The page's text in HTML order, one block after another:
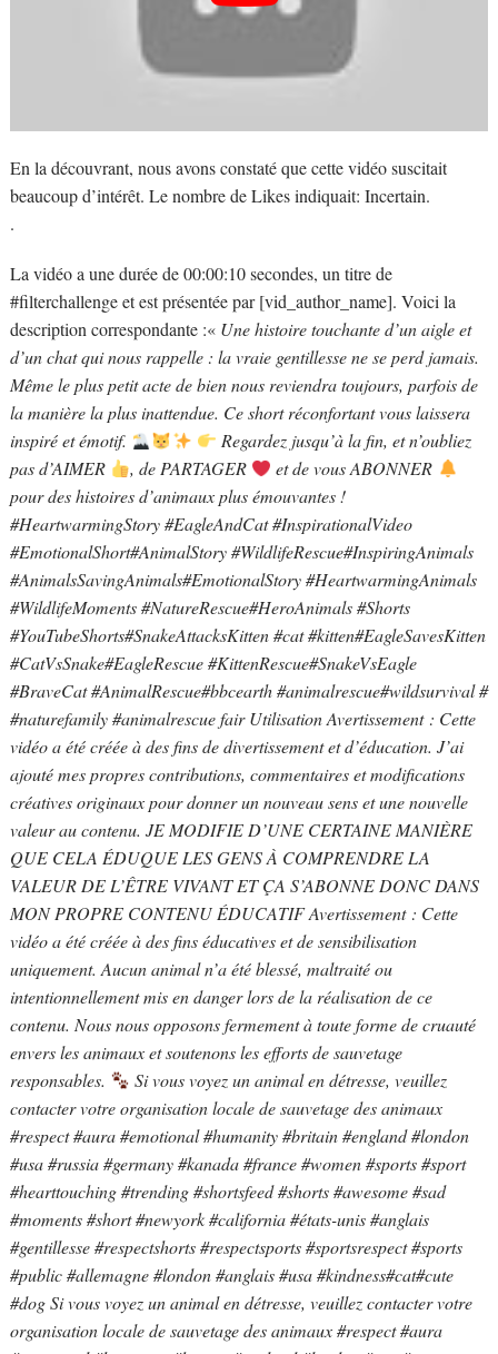
En la découvrant, nous avons constaté que cette vidéo suscitait
beaucoup d’intérêt. Le nombre de Likes indiquait: Incertain.
.
La vidéo a une durée de 00:00:10 secondes, un titre de
#filterchallenge et est présentée par [vid_author_name]. Voici la
description correspondante :«Une histoire touchante d’un aigle et
d’un chat qui nous rappelle : la vraie gentillesse ne se perd jamais.
Même le plus petit acte de bien nous reviendra toujours, parfois de
la manière la plus inattendue. Ce short réconfortant vous laissera
inspiré et émotif.
Regardez jusqu’à la fin, et n’oubliez
pas d’AIMER
, de PARTAGER
et de vous ABONNER
pour des histoires d’animaux plus émouvantes !
#HeartwarmingStory #EagleAndCat #InspirationalVideo
#EmotionalShort#AnimalStory #WildlifeRescue#InspiringAnimals
#AnimalsSavingAnimals#EmotionalStory #HeartwarmingAnimals
#WildlifeMoments #NatureRescue#HeroAnimals #Shorts
#YouTubeShorts#SnakeAttacksKitten #cat #kitten#EagleSavesKitten
#CatVsSnake#EagleRescue #KittenRescue#SnakeVsEagle
#BraveCat #AnimalRescue#bbcearth #animalrescue#wildsurvival #
#naturefamily #animalrescue fair Utilisation Avertissement : Cette
vidéo a été créée à des fins de divertissement et d’éducation. J’ai
ajouté mes propres contributions, commentaires et modifications
créatives originaux pour donner un nouveau sens et une nouvelle
valeur au contenu. JE MODIFIE D’UNE CERTAINE MANIÈRE
QUE CELA ÉDUQUE LES GENS À COMPRENDRE LA
VALEUR DE L’ÊTRE VIVANT ET ÇA S’ABONNE DONC DANS
MON PROPRE CONTENU ÉDUCATIF Avertissement : Cette
vidéo a été créée à des fins éducatives et de sensibilisation
uniquement. Aucun animal n’a été blessé, maltraité ou
intentionnellement mis en danger lors de la réalisation de ce
contenu. Nous nous opposons fermement à toute forme de cruauté
envers les animaux et soutenons les efforts de sauvetage
responsables.
Si vous voyez un animal en détresse, veuillez
contacter votre organisation locale de sauvetage des animaux
#respect​ #aura​ #emotional​ #humanity​ #britain​ #england​ #london​
#usa​ #russia​ #germany​ #kanada​ #france​ #women​ #sports​ #sport​
#hearttouching​ #trending​ #shortsfeed​ #shorts​ #awesome​ #sad​
#moments​ #short​ #newyork​ #california​ #états-unis #anglais​
#gentillesse #respectshorts #respectsports​ #sportsrespect​ #sports​
#public​ #allemagne​ #london​ #anglais​ #usa​ #kindness​#cat​#cute​
#dog​ Si vous voyez un animal en détresse, veuillez contacter votre
organisation locale de sauvetage des animaux #respect #aura